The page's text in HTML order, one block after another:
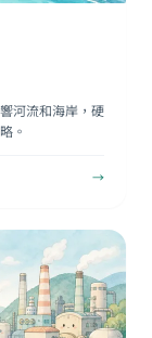
河流和海岸，硬
。
→